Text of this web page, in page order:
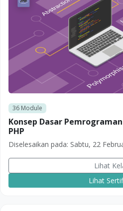
36Module
Konsep Dasar
PHP
Diselesaikan pada: Sabtu, 22
Lihat
Lihat